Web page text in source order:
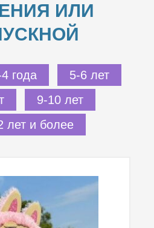
ИЛИ
года
5-6 лет
9-10 лет
лет и более